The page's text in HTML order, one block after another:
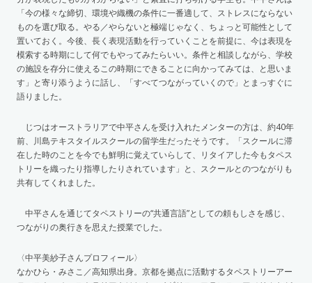
「今の様々な締切、環境や織機の条件に一番適して、ストレスにならない
ものを選び取る。やる／やらないと極端じゃなく、ちょっと可能性として
置いておく。今後、長く表現活動を行っていくことを前提に、今は表現を
模索する時期にして何でもやってみたらいい。条件と相談しながら、学校
の施設を存分に使えるこの時期にできることに向かってみては、と思いま
す」と寄り添うように話し、「すべてつながっていくので」とまっすぐに
語りました。
じつはオーストラリアで中平さんを受け入れたメンターの方は、約40年
前、川島テキスタイルスクールの留学生だったそうです。「スクールに滞
在した時のことを今でも鮮明に覚えていらして、リタイアした今もタペス
トリーを織ったり指導したりされています」と、スクールとのつながりも
共有してくれました。
中平さんを通じてタペストリーの“共通言語”としての頼もしさを感じ、
つながりの奥行きを思えた授業でした。
〈中平美紗子さんプロフィール〉
なかひら・みさこ／高知県出身。京都を拠点に活動するタペストリーアー